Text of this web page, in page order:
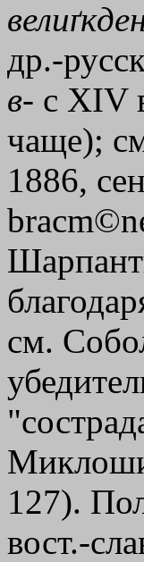
др.-
в- с ХIV
чаще);
1886,
см.
127).
вост.-